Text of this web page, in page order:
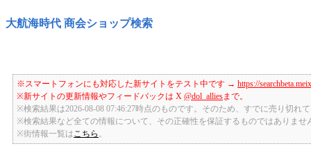
大航海時代 商会ショップ検索
※スマートフォンにも対応した新サイトをテスト中です → https://
※新サイトの更新情報やフィードバックは X @dol_alliesまで。
※検索結果は2026-08-08 07:46:27時点のものです。そのため、すでに売り切れ
※検索結果など全ての情報について、その正確性を保証するものではありませ
※街情報一覧は こちら